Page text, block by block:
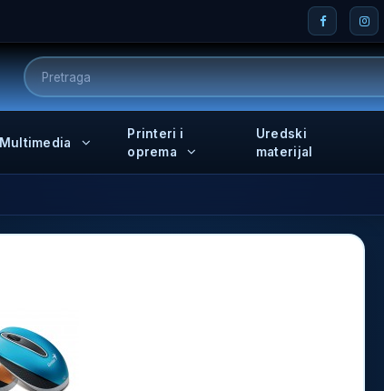
Multimedia
Printeri i
oprema
Uredski
materijal